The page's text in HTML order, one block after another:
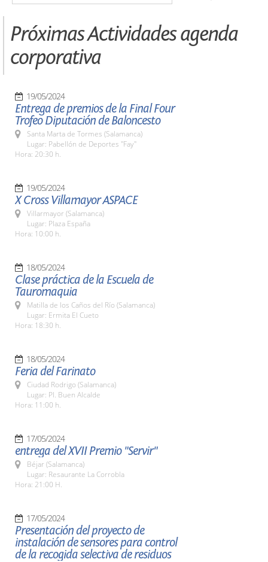
Próximas Actividades agenda
corporativa
19/05/2024
Entrega de premios de la Final Four
Trofeo Diputación de Baloncesto
Santa Marta de Tormes (Salamanca)
Lugar: Pabellón de Deportes "Fay"
Hora: 20:30 h.
19/05/2024
X Cross Villamayor ASPACE
Villarmayor (Salamanca)
Lugar: Plaza España
Hora: 10:00 h.
18/05/2024
Clase práctica de la Escuela de
Tauromaquia
Matilla de los Caños del Río (Salamanca)
Lugar: Ermita El Cueto
Hora: 18:30 h.
18/05/2024
Feria del Farinato
Ciudad Rodrigo (Salamanca)
Lugar: Pl. Buen Alcalde
Hora: 11:00 h.
17/05/2024
entrega del XVII Premio "Servir"
Béjar (Salamanca)
Lugar: Resaurante La Corrobla
Hora: 21:00 H.
17/05/2024
Presentación del proyecto de
instalación de sensores para control
de la recogida selectiva de residuos